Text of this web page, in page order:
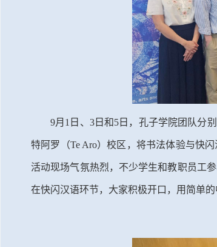
9月 1 日、 3日和5 日，孔子学院团队分
特阿罗（Te Aro）校区，将书法体验与快
活动现场气氛热烈，不少学生和教职员工
在快闪汉语环节，大家积极开口，用简单